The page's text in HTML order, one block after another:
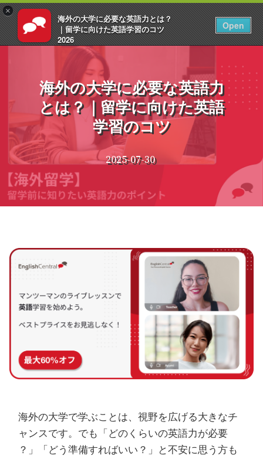
×
海外の大学に必要な英語力とは？
｜留学に向けた英語学習のコツ
2026
EnglishCentral
Open
ログイン JA
コ
プ
海外の大学に必要な英語力
とは？｜留学に向けた英語
学習のコツ
2025-07-30
海外の大学で学ぶことは、視野を広げる大きなチ
ャンスです。でも「どのくらいの英語力が必要
？」「どう準備すればいい？」と不安に思う方も